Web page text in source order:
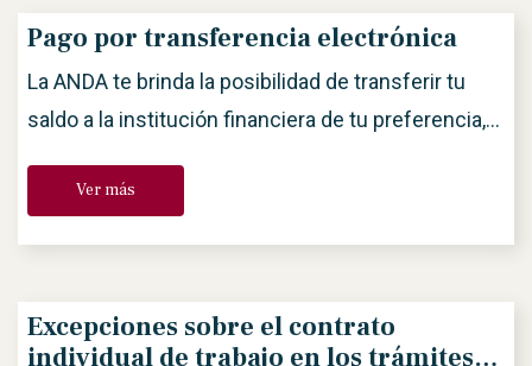
todos tus días de trabajo hayan sido
efectivamente […]
Pago por transferencia electrónica
La ANDA te brinda la posibilidad de transferir tu
saldo a la institución financiera de tu preferencia,
disponer de tu dinero.
Ver más
Excepciones sobre el contrato
individual de trabajo en los trámites